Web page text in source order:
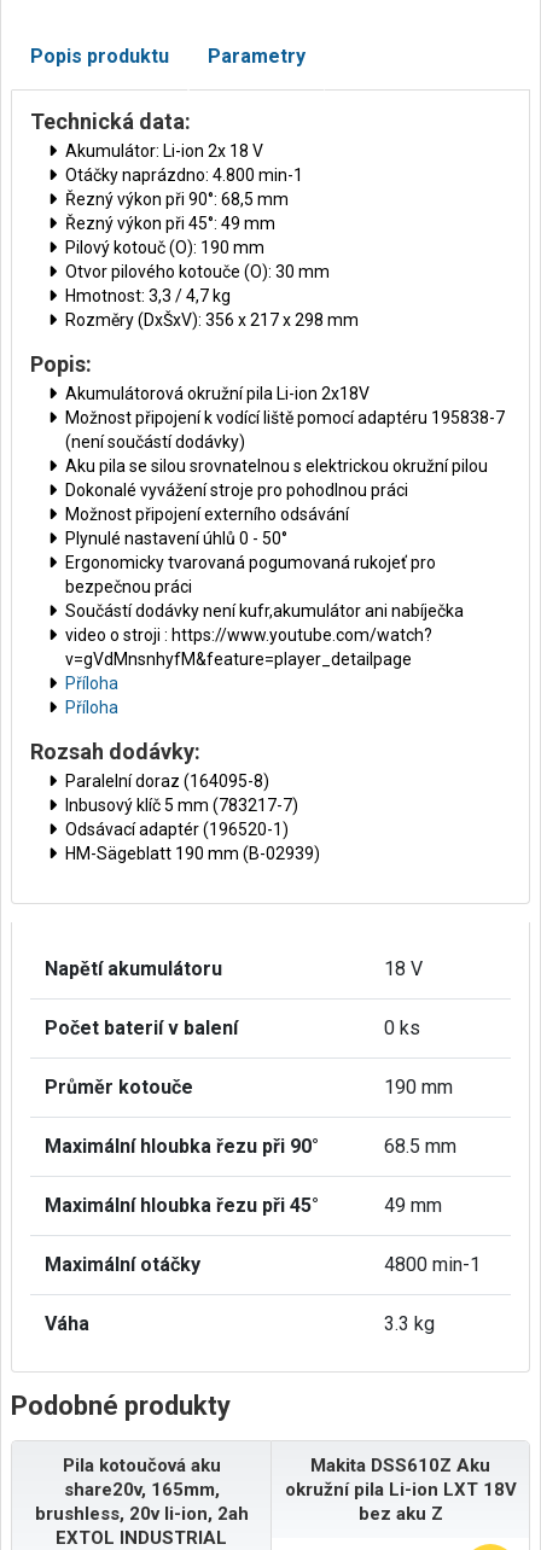
Popis produktu Parametry
Technická data:
Akumulátor: Li-ion 2x 18 V
Otáčky naprázdno: 4.800 min-1
Řezný výkon při 90°: 68,5 mm
Řezný výkon při 45°: 49 mm
Pilový kotouč (O): 190 mm
Otvor pilového kotouče (O): 30 mm
Hmotnost: 3,3 / 4,7 kg
Rozměry (DxŠxV): 356 x 217 x 298 mm
Popis:
Akumulátorová okružní pila Li-ion 2x18V
Možnost připojení k vodící liště pomocí adaptéru 195838-7
(není součástí dodávky)
Aku pila se silou srovnatelnou s elektrickou okružní pilou
Dokonalé vyvážení stroje pro pohodlnou práci
Možnost připojení externího odsávání
Plynulé nastavení úhlů 0 - 50°
Ergonomicky tvarovaná pogumovaná rukojeť pro
bezpečnou práci
Součástí dodávky není kufr,akumulátor ani nabíječka
video o stroji : https://www.youtube.com/watch?
v=gVdMnsnhyfM&feature=player_detailpage
Příloha
Příloha
Rozsah dodávky:
Paralelní doraz (164095-8)
Inbusový klíč 5 mm (783217-7)
Odsávací adaptér (196520-1)
HM-Sägeblatt 190 mm (B-02939)
Napětí akumulátoru 18 V
Počet baterií v balení 0 ks
Průměr kotouče 190 mm
Maximální hloubka řezu při 90° 68.5 mm
Maximální hloubka řezu při 45° 49 mm
Maximální otáčky 4800 min-1
Váha 3.3 kg
Podobné produkty
Pila kotoučová aku
share20v, 165mm,
brushless, 20v li-ion, 2ah
EXTOL INDUSTRIAL
Makita DSS610Z Aku
okružní pila Li-ion LXT 18V
bez aku Z